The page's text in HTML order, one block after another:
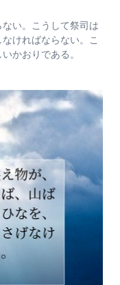
い。こうして祭司は
ければならない。こ
かおりである。